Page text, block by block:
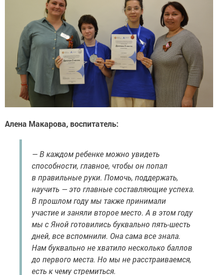
Алена Макарова, воспитатель:
— В каждом ребенке можно увидеть
способности, главное, чтобы он попал
в правильные руки. Помочь, поддержать,
научить — это главные составляющие успеха.
В прошлом году мы также принимали
участие и заняли второе место. А в этом году
мы с Яной готовились буквально пять-шесть
дней, все вспомнили. Она сама все знала.
Нам буквально не хватило несколько баллов
до первого места. Но мы не расстраиваемся,
есть к чему стремиться.